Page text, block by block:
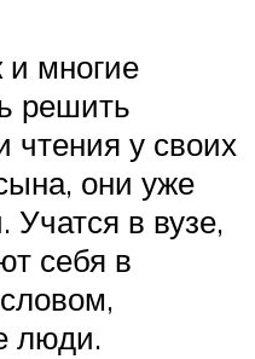
и многие
решить
у своих
они уже
в вузе,
себя в
люди.